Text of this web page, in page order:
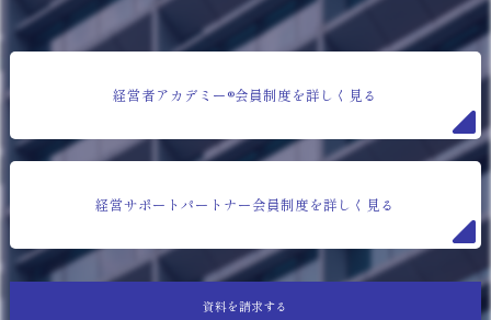
資料を請求する
経営者アカデミー®会員制度を詳しく見る
経営サポートパートナー会員制度を詳しく見る